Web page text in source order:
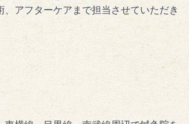
、アフターケアまで担当させていただき